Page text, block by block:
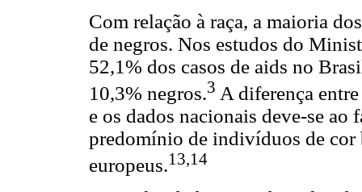
Com relação à raça, a maioria
de negros. Nos estudos do
52,1% dos casos de aids no
10,3% negros.3 A diferença
e os dados nacionais deve-se ao
predomínio de indivíduos de cor
europeus.13,14